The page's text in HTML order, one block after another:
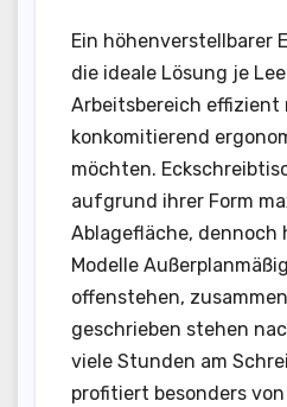
Ein höhenverstellbarer
die ideale Lösung je
Arbeitsbereich effizient
konkomitierend
möchten.
aufgrund ihrer Form
Ablagefläche, dennoch
Modelle
offenstehen,
geschrieben stehen
viele Stunden am
profitiert besonders